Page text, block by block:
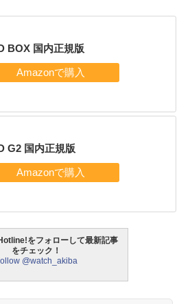
BOX 国内正規版
G2 国内正規版
をフォローして最新記事
をチェック！
@watch_akiba